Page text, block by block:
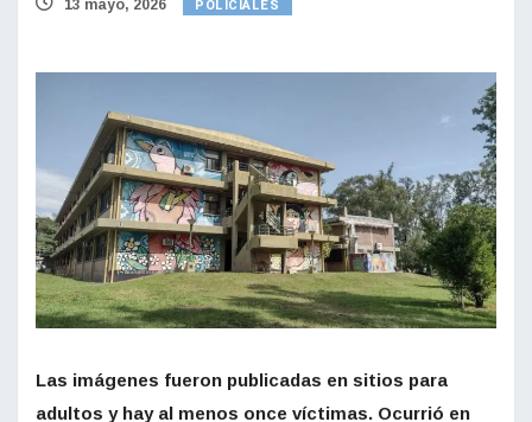
13 mayo, 2026 POLICIALES
Las imágenes fueron publicadas en sitios para
adultos y hay al menos once víctimas. Ocurrió en